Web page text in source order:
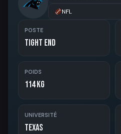
NFL
POSTE
Tight End
POIDS
114 kg
UNIVERSITÉ
Texas